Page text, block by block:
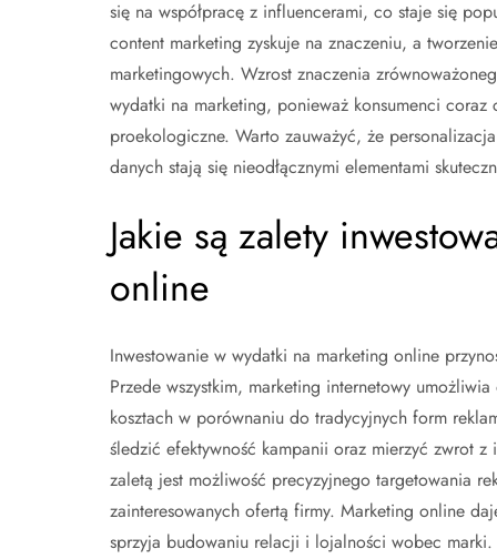
się na współpracę z influencerami, co staje się
content marketing zyskuje na znaczeniu, a
marketingowych. Wzrost znaczenia
wydatki na marketing, ponieważ konsumenci
proekologiczne. Warto zauważyć, że
danych stają się nieodłącznymi elementami
Jakie są zalety
online
Inwestowanie w wydatki na marketing online
Przede wszystkim, marketing internetowy
kosztach w porównaniu do tradycyjnych form
śledzić efektywność kampanii oraz mierzyć zwrot
zaletą jest możliwość precyzyjnego targetowania
zainteresowanych ofertą firmy. Marketing online
sprzyja budowaniu relacji i lojalności wobec